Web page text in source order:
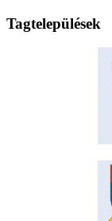
Tagtelepülések